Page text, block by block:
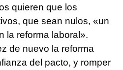
quieren que los
que sean nulos, «un
la reforma laboral».
de nuevo la reforma
del pacto, y romper